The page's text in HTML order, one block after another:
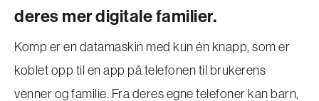
deres mer digitale familier.
Komp er en datamaskin med kun én knapp, som er
koblet opp til en app på telefonen til brukerens
venner og familie. Fra deres egne telefoner kan barn,